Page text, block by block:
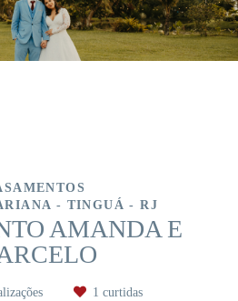
- TINGUÁ - RJ
AMANDA E
1 curtidas